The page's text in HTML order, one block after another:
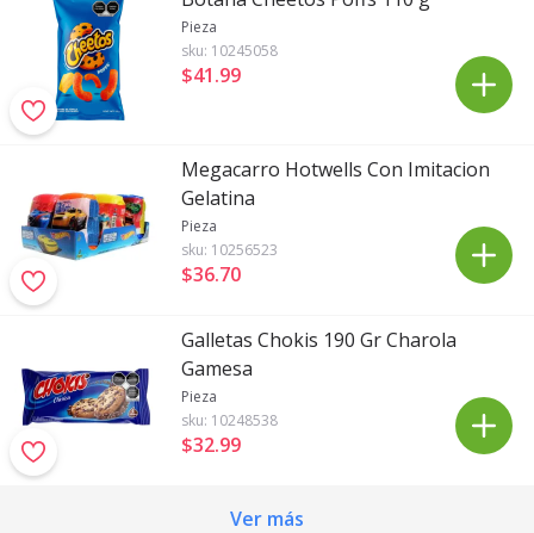
Pieza
sku: 10245058
$41.99
Megacarro Hotwells Con Imitacion
Gelatina
Pieza
sku: 10256523
$36.70
Galletas Chokis 190 Gr Charola
Gamesa
Pieza
sku: 10248538
$32.99
Ver más